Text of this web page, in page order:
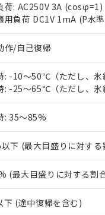
荷: AC250V 3A (cosφ=1)
用負荷 DC1V 1mA (P水
作/自己復帰
: -10～50℃（ただし、氷
: -25～65℃（ただし、氷
: 35～85%
下 (最大目盛りに対する
(最大目盛りに対する割
下 (途中復帰を含む)
ご利用条件
以下の条件をお読
※1 対応状況
対応予定なし：EU
調査・確認中：EU
非該当品：ライセ
仕入先様の事情に
があります。
※1 中国
「○」：最大均質